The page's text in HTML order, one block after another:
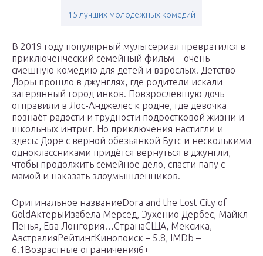
15 лучших молодежных комедий
В 2019 году популярный мультсериал превратился в
приключенческий семейный фильм – очень
смешную комедию для детей и взрослых. Детство
Доры прошло в джунглях, где родители искали
затерянный город инков. Повзрослевшую дочь
отправили в Лос-Анджелес к родне, где девочка
познаёт радости и трудности подростковой жизни и
школьных интриг. Но приключения настигли и
здесь: Доре с верной обезьянкой Бутс и несколькими
одноклассниками придётся вернуться в джунгли,
чтобы продолжить семейное дело, спасти папу с
мамой и наказать злоумышленников.
Оригинальное названиеDora and the Lost City of
GoldАктерыИзабела Мерсед, Эухенио Дербес, Майкл
Пенья, Ева Лонгория…СтранаСША, Мексика,
АвстралияРейтингКинопоиск – 5.8, IMDb –
6.1Возрастные ограничения6+